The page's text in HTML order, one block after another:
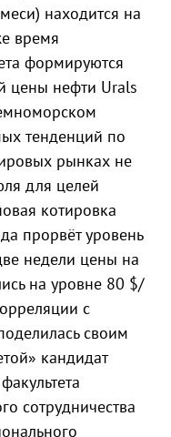
находится на
время
формируются
цены нефти Urals
тенденций по
рынках не
для целей
котировка
прорвёт уровень
недели цены на
на уровне 80 $/
с
своим
кандидат
сотрудничества